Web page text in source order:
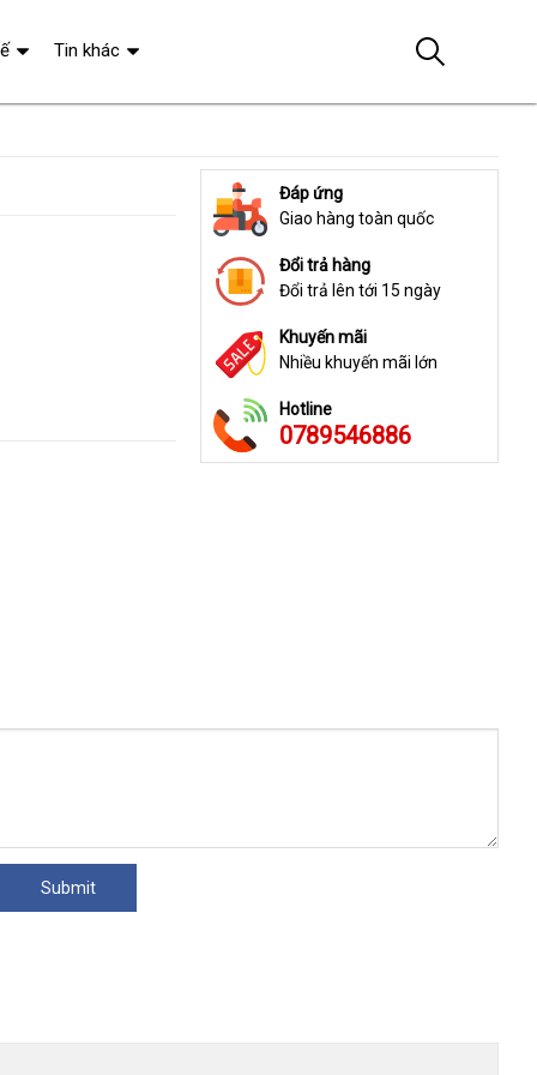
Đáp ứng
Giao hàng toàn quốc
Đổi trả hàng
Đổi trả lên tới 15 ngày
Khuyến mãi
Nhiều khuyến mãi lớn
Hotline
0789546886
Tin khác